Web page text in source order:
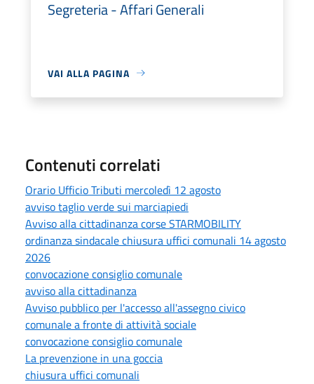
Segreteria - Affari Generali
VAI ALLA PAGINA
Contenuti correlati
Orario Ufficio Tributi mercoledì 12 agosto
avviso taglio verde sui marciapiedi
Avviso alla cittadinanza corse STARMOBILITY
ordinanza sindacale chiusura uffici comunali 14 agosto
2026
convocazione consiglio comunale
avviso alla cittadinanza
Avviso pubblico per l'accesso all'assegno civico
comunale a fronte di attività sociale
convocazione consiglio comunale
La prevenzione in una goccia
chiusura uffici comunali